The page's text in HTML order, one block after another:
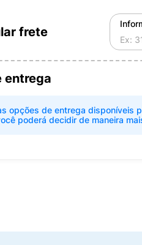
frete
entrega
opções de entrega disponíveis
poderá decidir de maneira